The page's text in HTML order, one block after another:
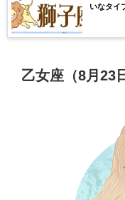
いなタイ
乙女座（8月23